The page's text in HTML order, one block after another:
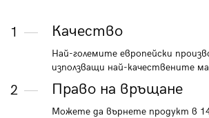
1 Качество
Най-големите европейски
използващи най-качествените
2 Право на връщане
Можете да върнете продукт в